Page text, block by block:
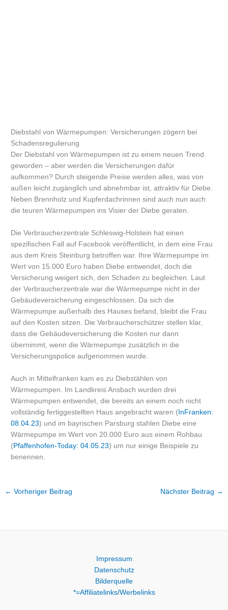
Diebstahl von Wärmepumpen: Versicherungen zögern bei
Schadensregulierung
Der Diebstahl von Wärmepumpen ist zu einem neuen Trend
geworden – aber werden die Versicherungen dafür
aufkommen? Durch steigende Preise werden alles, was von
außen leicht zugänglich und abnehmbar ist, attraktiv für Diebe.
Neben Brennholz und Kupferdachrinnen sind auch nun auch
die teuren Wärmepumpen ins Visier der Diebe geraten.
Die Verbraucherzentrale Schleswig-Holstein hat einen
spezifischen Fall auf Facebook veröffentlicht, in dem eine Frau
aus dem Kreis Steinburg betroffen war. Ihre Wärmepumpe im
Wert von 15.000 Euro haben Diebe entwendet, doch die
Versicherung weigert sich, den Schaden zu begleichen. Laut
der Verbraucherzentrale war die Wärmepumpe nicht in der
Gebäudeversicherung eingeschlossen. Da sich die
Wärmepumpe außerhalb des Hauses befand, bleibt die Frau
auf den Kosten sitzen. Die Verbraucherschützer stellen klar,
dass die Gebäudeversicherung die Kosten nur dann
übernimmt, wenn die Wärmepumpe zusätzlich in die
Versicherungspolice aufgenommen wurde.
Auch in Mittelfranken kam es zu Diebstählen von
Wärmepumpen. Im Landkreis Ansbach wurden drei
Wärmepumpen entwendet, die bereits an einem noch nicht
vollständig fertiggestellten Haus angebracht waren ( InFranken:
08.04.23) und im bayrischen Parsburg stahlen Diebe eine
Wärmepumpe im Wert von 20.000 Euro aus einem Rohbau
(Pfaffenhofen-Today: 04.05.23) um nur einige Beispiele zu
benennen.
← Vorheriger Beitrag Nächster Beitrag →
Impressum
Datenschutz
Bilderquelle
*=Affiliatelinks/Werbelinks